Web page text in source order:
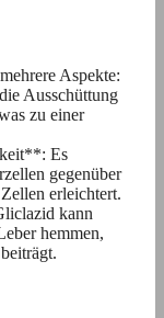
Aspekte:
Ausschüttung
zu einer
Es
gegenüber
erleichtert.
kann
hemmen,